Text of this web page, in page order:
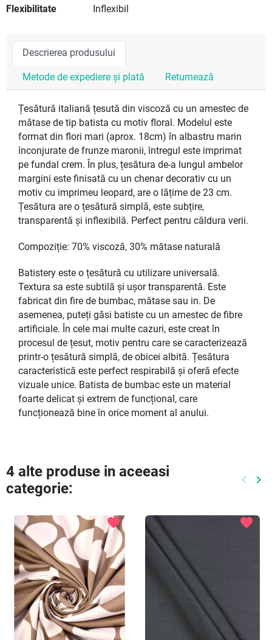
Flexibilitate Inflexibil
Descrierea produsului
Metode de expediere și plată Returnează
Țesătură italiană țesută din viscoză cu un amestec de
mătase de tip batista cu motiv floral. Modelul este
format din flori mari (aprox. 18cm) în albastru marin
înconjurate de frunze maronii, întregul este imprimat
pe fundal crem. În plus, țesătura de-a lungul ambelor
margini este finisată cu un chenar decorativ cu un
motiv cu imprimeu leopard, are o lățime de 23 cm.
Țesătura are o țesătură simplă, este subțire,
transparentă și inflexibilă. Perfect pentru căldura verii.
Compoziție: 70% viscoză, 30% mătase naturală
Batistery este o țesătură cu utilizare universală.
Textura sa este subtilă și ușor transparentă. Este
fabricat din fire de bumbac, mătase sau in. De
asemenea, puteți găsi batiste cu un amestec de fibre
artificiale. În cele mai multe cazuri, este creat în
procesul de țesut, motiv pentru care se caracterizează
printr-o țesătură simplă, de obicei albită. Țesătura
caracteristică este perfect respirabilă și oferă efecte
vizuale unice. Batista de bumbac este un material
foarte delicat și extrem de funcțional, care
funcționează bine în orice moment al anului.
4 alte produse in aceeasi
categorie:
keyboard_arrow_left keyboard_arrow_right
favorite favorite